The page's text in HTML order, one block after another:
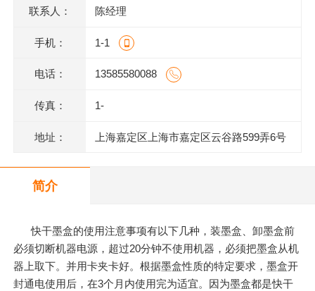
联系人： 陈经理
手机： 1-1
电话： 13585580088
传真： 1-
地址： 上海嘉定区上海市嘉定区云谷路599弄6号
简介
快干墨盒的使用注意事项有以下几种，装墨盒、卸墨盒前
必须切断机器电源，超过20分钟不使用机器，必须把墨盒从机
器上取下。并用卡夹卡好。根据墨盒性质的特定要求，墨盒开
封通电使用后，在3个月内使用完为适宜。因为墨盒都是快干